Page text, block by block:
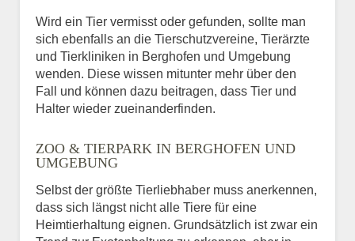
Wird ein Tier vermisst oder gefunden, sollte man
sich ebenfalls an die Tierschutzvereine, Tierärzte
und Tierkliniken in Berghofen und Umgebung
wenden. Diese wissen mitunter mehr über den
Fall und können dazu beitragen, dass Tier und
Halter wieder zueinanderfinden.
ZOO & TIERPARK IN BERGHOFEN UND
UMGEBUNG
Selbst der größte Tierliebhaber muss anerkennen,
dass sich längst nicht alle Tiere für eine
Heimtierhaltung eignen. Grundsätzlich ist zwar ein